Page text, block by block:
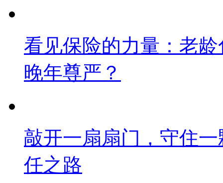
看见保险的力量：老
晚年尊严？
敲开一扇扇门，守住
任之路